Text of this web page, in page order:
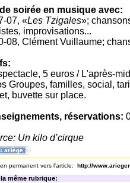
soirée en musique avec:
07, «Les Tzigales»;
improvisations...
08, Clément Vuillaume;
5 euros / L'après-
Groupes, familles, social,
buvette sur place.
réservations:
Un kilo d’cirque
permanent vers l'article: http://
même rubrique: